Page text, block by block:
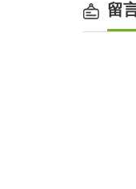
留